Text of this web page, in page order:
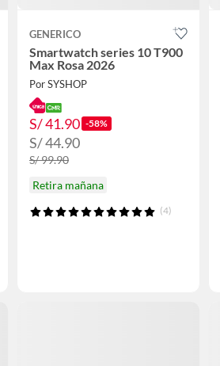
GENERICO
Smartwatch series 10 T900
Max Rosa 2026
Por SYSHOP
S/ 41.90 -58%
S/ 44.90
S/ 99.90
Retira mañana
(4)